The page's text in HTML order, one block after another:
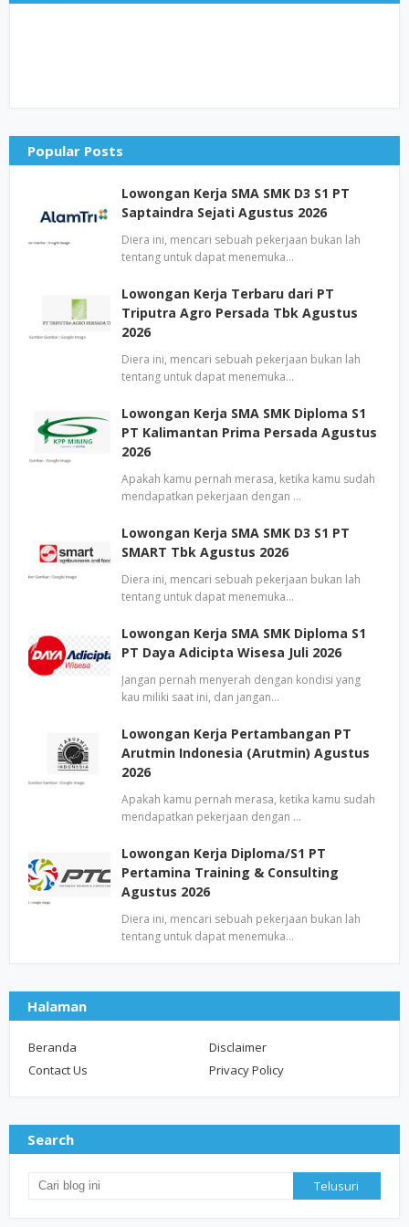
Popular Posts
Lowongan Kerja SMA SMK D3 S1 PT
Saptaindra Sejati Agustus 2026
Diera ini, mencari sebuah pekerjaan bukan lah
tentang untuk dapat menemuka…
Lowongan Kerja Terbaru dari PT
Triputra Agro Persada Tbk Agustus
2026
Diera ini, mencari sebuah pekerjaan bukan lah
tentang untuk dapat menemuka…
Lowongan Kerja SMA SMK Diploma S1
PT Kalimantan Prima Persada Agustus
2026
Apakah kamu pernah merasa, ketika kamu sudah
mendapatkan pekerjaan dengan …
Lowongan Kerja SMA SMK D3 S1 PT
SMART Tbk Agustus 2026
Diera ini, mencari sebuah pekerjaan bukan lah
tentang untuk dapat menemuka…
Lowongan Kerja SMA SMK Diploma S1
PT Daya Adicipta Wisesa Juli 2026
Jangan pernah menyerah dengan kondisi yang
kau miliki saat ini, dan jangan…
Lowongan Kerja Pertambangan PT
Arutmin Indonesia (Arutmin) Agustus
2026
Apakah kamu pernah merasa, ketika kamu sudah
mendapatkan pekerjaan dengan …
Lowongan Kerja Diploma/S1 PT
Pertamina Training & Consulting
Agustus 2026
Diera ini, mencari sebuah pekerjaan bukan lah
tentang untuk dapat menemuka…
Halaman
Beranda
Disclaimer
Contact Us
Privacy Policy
Search